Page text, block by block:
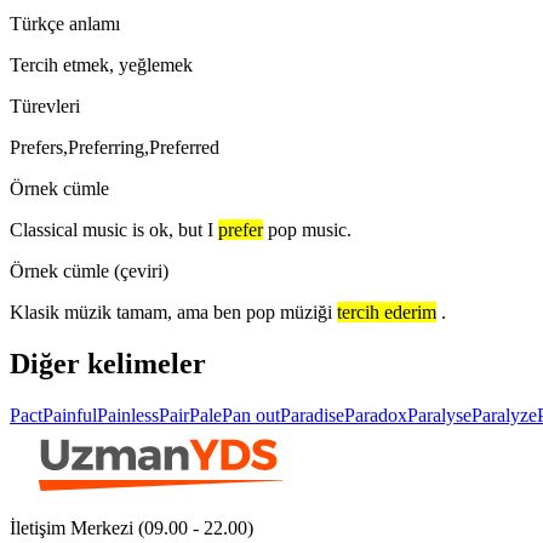
Türkçe anlamı
Tercih etmek, yeğlemek
Türevleri
Prefers,Preferring,Preferred
Örnek cümle
Classical music is ok, but I prefer pop music.
Örnek cümle (çeviri)
Klasik müzik tamam, ama ben pop müziği tercih ederim .
Diğer kelimeler
PactPainfulPainlessPairPalePan outParadiseParadoxParalyseParalyze
İletişim Merkezi (09.00 - 22.00)